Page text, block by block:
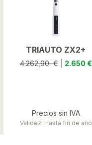
TRIAUTO ZX2+
4.262,90 €| 2.650 €
Precios sin IVA
Validez: Hasta fin de año